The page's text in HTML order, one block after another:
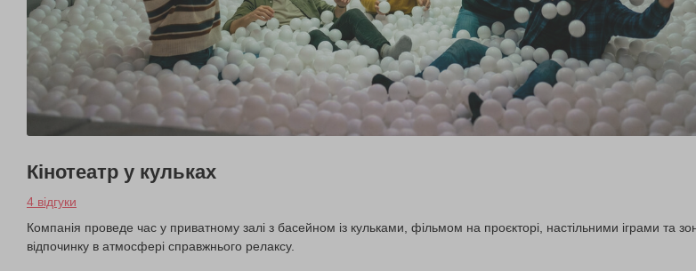
Кінотеатр у кульках
4 відгуки
Компанія проведе час у приватному залі з басейном із кульками, фільмом на проєкторі, настільними іграми та
відпочинку в атмосфері справжнього релаксу.